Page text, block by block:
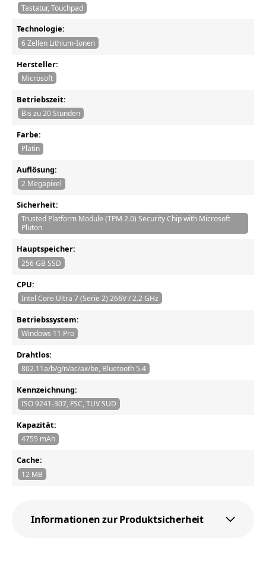
Tastatur, Touchpad
Technologie:
6 Zellen Lithium-Ionen
Hersteller:
Microsoft
Betriebszeit:
Bis zu 20 Stunden
Farbe:
Platin
Auflösung:
2 Megapixel
Sicherheit:
Trusted Platform Module (TPM 2.0) Security Chip with Microsoft
Pluton
Hauptspeicher:
256 GB SSD
CPU:
Intel Core Ultra 7 (Serie 2) 266V / 2.2 GHz
Betriebssystem:
Windows 11 Pro
Drahtlos:
802.11a/b/g/n/ac/ax/be, Bluetooth 5.4
Kennzeichnung:
ISO 9241-307, FSC, TUV SUD
Kapazität:
4755 mAh
Cache:
12 MB
Informationen zur Produktsicherheit